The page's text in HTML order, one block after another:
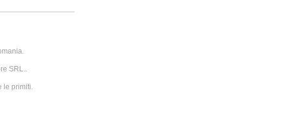
SRL..
le primiti.